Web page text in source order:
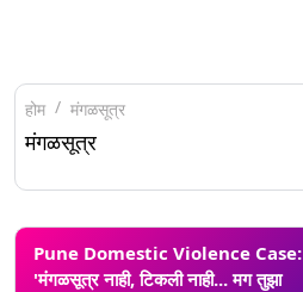
होम मंगळसूत्र
मंगळसूत्र
Pune Domestic Violence Case:
'मंगळसूत्र नाही, टिकली नाही... मग तुझा